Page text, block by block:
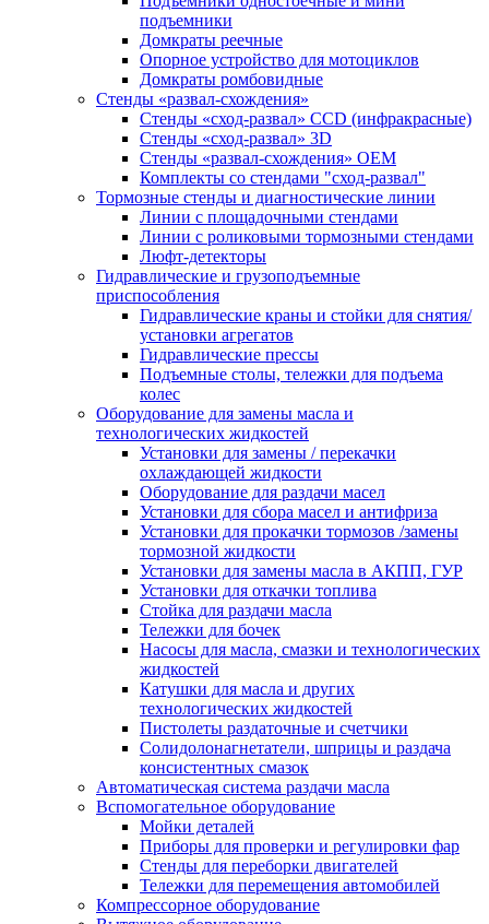
подъемники
Домкраты реечные
Опорное устройство для мотоциклов
Домкраты ромбовидные
Стенды «развал-схождения»
Стенды «сход-развал» CCD (инфракрасные)
Стенды «сход-развал» 3D
Стенды «развал-схождения» ОЕМ
Комплекты со стендами "сход-развал"
Тормозные стенды и диагностические линии
Линии с площадочными стендами
Линии с роликовыми тормозными стендами
Люфт-детекторы
Гидравлические и грузоподъемные
приспособления
Гидравлические краны и стойки для снятия/
установки агрегатов
Гидравлические прессы
Подъемные столы, тележки для подъема
колес
Оборудование для замены масла и
технологических жидкостей
Установки для замены / перекачки
охлаждающей жидкости
Оборудование для раздачи масел
Установки для сбора масел и антифриза
Установки для прокачки тормозов /замены
тормозной жидкости
Установки для замены масла в АКПП, ГУР
Установки для откачки топлива
Стойка для раздачи масла
Тележки для бочек
Насосы для масла, смазки и технологических
жидкостей
Катушки для масла и других
технологических жидкостей
Пистолеты раздаточные и счетчики
Солидолонагнетатели, шприцы и раздача
консистентных смазок
Автоматическая система раздачи масла
Вспомогательное оборудование
Мойки деталей
Приборы для проверки и регулировки фар
Стенды для переборки двигателей
Тележки для перемещения автомобилей
Компрессорное оборудование